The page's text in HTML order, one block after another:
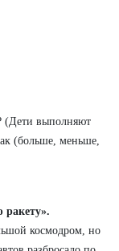
(Дети выполняют
(больше, меньше,
ракету».
космодром, но